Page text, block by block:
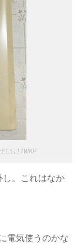
し。これはなか
電気使うのかな